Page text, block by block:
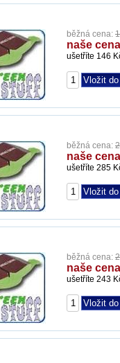
běžná cena:
naše
ušetříte 146
běžná cena:
naše
ušetříte 285
běžná cena:
naše
ušetříte 243